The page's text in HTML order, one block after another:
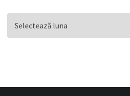
Arhivă